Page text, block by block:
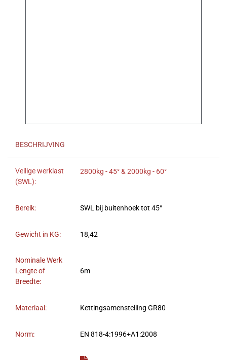
BESCHRIJVING
Veilige werklast
(SWL):
2800kg - 45° & 2000kg - 60°
Bereik: SWL bij buitenhoek tot 45°
Gewicht in KG: 18,42
Nominale Werk
Lengte of
Breedte:
6m
Materiaal: Kettingsamenstelling GR80
Norm: EN 818-4:1996+A1:2008